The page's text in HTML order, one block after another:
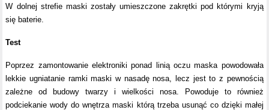
W dolnej strefie maski zostały umieszczone zakrętki pod którymi kryją
się baterie.
Test
Poprzez zamontowanie elektroniki ponad linią oczu maska powodowała
lekkie ugniatanie ramki maski w nasadę nosa, lecz jest to z pewnością
zależne od budowy twarzy i wielkości nosa. Powoduje to również
podciekanie wody do wnętrza maski którą trzeba usunąć co dzięki małej